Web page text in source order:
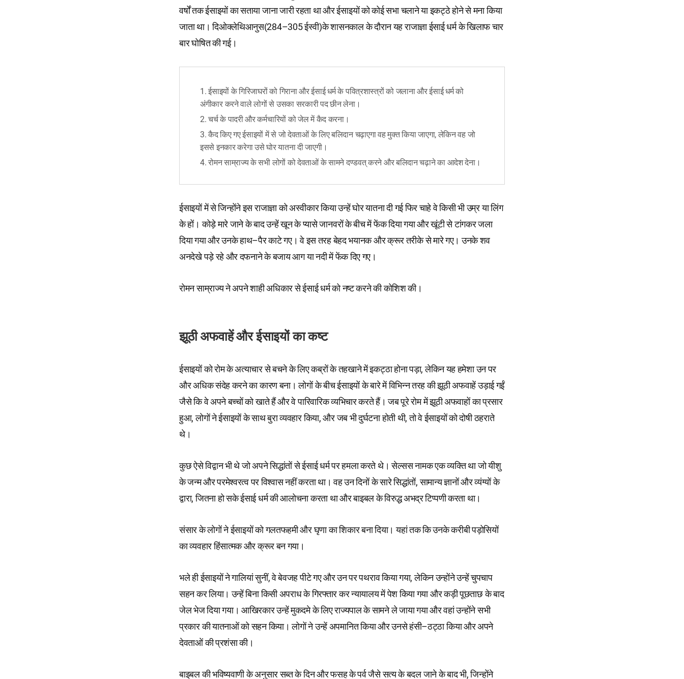
वर्षों तक ईसाइयों का सताया जाना जारी रहता था और ईसाइयों को कोई सभा चलाने या इकट्ठे होने से मना किया
जाता था। दिओक्लेथिआनुस(284–305 ईस्वी)के शासनकाल के दौरान यह राजाज्ञा ईसाई धर्म के खिलाफ चार
बार घोषित की गई।
1. ईसाइयों के गिरिजाघरों को गिराना और ईसाई धर्म के पवित्रशास्त्रों को जलाना और ईसाई धर्म को
अंगीकार करने वाले लोगों से उसका सरकारी पद छीन लेना।
2. चर्च के पादरी और कर्मचारियों को जेल में कैद करना।
3. कैद किए गए ईसाइयों में से जो देवताओं के लिए बलिदान चढ़ाएगा वह मुक्त किया जाएगा, लेकिन वह जो
इससे इनकार करेगा उसे घोर यातना दी जाएगी।
4. रोमन साम्राज्य के सभी लोगों को देवताओं के सामने दण्डवत् करने और बलिदान चढ़ाने का आदेश देना।
ईसाइयों में से जिन्होंने इस राजाज्ञा को अस्वीकार किया उन्हें घोर यातना दी गई फिर चाहे वे किसी भी उम्र या लिंग
के हों। कोड़े मारे जाने के बाद उन्हें खून के प्यासे जानवरों के बीच में फेंक दिया गया और खूंटी से टांगकर जला
दिया गया और उनके हाथ–पैर काटे गए। वे इस तरह बेहद भयानक और क्रूर तरीके से मारे गए। उनके शव
अनदेखे पड़े रहे और दफनाने के बजाय आग या नदी में फेंक दिए गए।
रोमन साम्राज्य ने अपने शाही अधिकार से ईसाई धर्म को नष्ट करने की कोशिश की।
झूठी अफवाहें और ईसाइयों का कष्ट
ईसाइयों को रोम के अत्याचार से बचने के लिए कब्रों के तहखाने में इकट्ठा होना पड़ा, लेकिन यह हमेशा उन पर
और अधिक संदेह करने का कारण बना। लोगों के बीच ईसाइयों के बारे में विभिन्न तरह की झूठी अफवाहें उड़ाई गईं
जैसे कि वे अपने बच्चों को खाते हैं और वे पारिवारिक व्यभिचार करते हैं। जब पूरे रोम में झूठी अफवाहों का प्रसार
हुआ, लोगों ने ईसाइयों के साथ बुरा व्यवहार किया, और जब भी दुर्घटना होती थी, तो वे ईसाइयों को दोषी ठहराते
थे।
कुछ ऐसे विद्वान भी थे जो अपने सिद्धांतों से ईसाई धर्म पर हमला करते थे। सेल्सस नामक एक व्यक्ति था जो यीशु
के जन्म और परमेश्वरत्व पर विश्वास नहीं करता था। वह उन दिनों के सारे सिद्धांतों, सामान्य ज्ञानों और व्यंग्यों के
द्वारा, जितना हो सके ईसाई धर्म की आलोचना करता था और बाइबल के विरुद्ध अभद्र टिप्पणी करता था।
संसार के लोगों ने ईसाइयों को गलतफहमी और घृणा का शिकार बना दिया। यहां तक कि उनके करीबी पड़ोसियों
का व्यवहार हिंसात्मक और क्रूर बन गया।
भले ही ईसाइयों ने गालियां सुनीं, वे बेवजह पीटे गए और उन पर पथराव किया गया, लेकिन उन्होंने उन्हें चुपचाप
सहन कर लिया। उन्हें बिना किसी अपराध के गिरफ्तार कर न्यायालय में पेश किया गया और कड़ी पूछताछ के बाद
जेल भेज दिया गया। आखिरकार उन्हें मुकदमे के लिए राज्यपाल के सामने ले जाया गया और वहां उन्होंने सभी
प्रकार की यातनाओं को सहन किया। लोगों ने उन्हें अपमानित किया और उनसे हंसी–ठट्ठा किया और अपने
देवताओं की प्रशंसा की।
बाइबल की भविष्यवाणी के अनुसार सब्त के दिन और फसह के पर्व जैसे सत्य के बदल जाने के बाद भी, जिन्होंने